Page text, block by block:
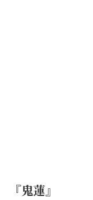
鬼蓮』